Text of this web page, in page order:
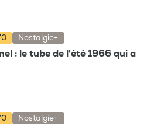
Nostalgie+
: le tube de l'été 1966 qui a
Nostalgie+